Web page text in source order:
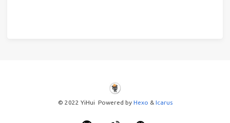
© 2022 YiHui Powered by Hexo & Icarus